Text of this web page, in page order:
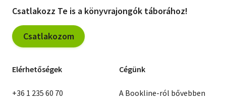
Csatlakozz Te is a könyvrajongók táborához!
Csatlakozom
Elérhetőségek
+36 1 235 60 70
Cégünk
A Bookline-ról bővebben